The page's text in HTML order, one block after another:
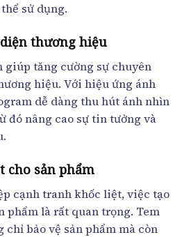
sử dụng.
diện thương hiệu
giúp tăng cường sự chuyên
hiệu. Với hiệu ứng ánh
dễ dàng thu hút ánh nhìn
đó nâng cao sự tin tưởng và
cho sản phẩm
cạnh tranh khốc liệt, việc tạo
phẩm là rất quan trọng. Tem
chỉ bảo vệ sản phẩm mà còn